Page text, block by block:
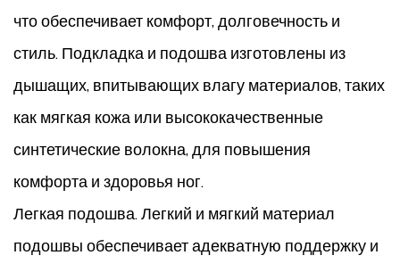
что обеспечивает комфорт, долговечность и
стиль. Подкладка и подошва изготовлены из
дышащих, впитывающих влагу материалов, таких
как мягкая кожа или высококачественные
синтетические волокна, для повышения
комфорта и здоровья ног.
Легкая подошва. Легкий и мягкий материал
подошвы обеспечивает адекватную поддержку и